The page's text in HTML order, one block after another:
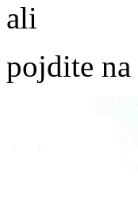
ali
pojdite na